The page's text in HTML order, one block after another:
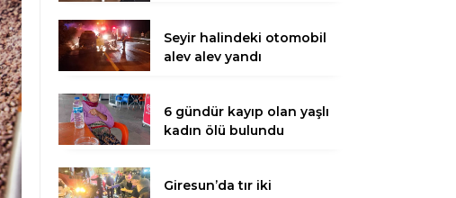
Seyir halindeki otomobil
alev alev yandı
6 gündür kayıp olan yaşlı
kadın ölü bulundu
Giresun’da tır iki